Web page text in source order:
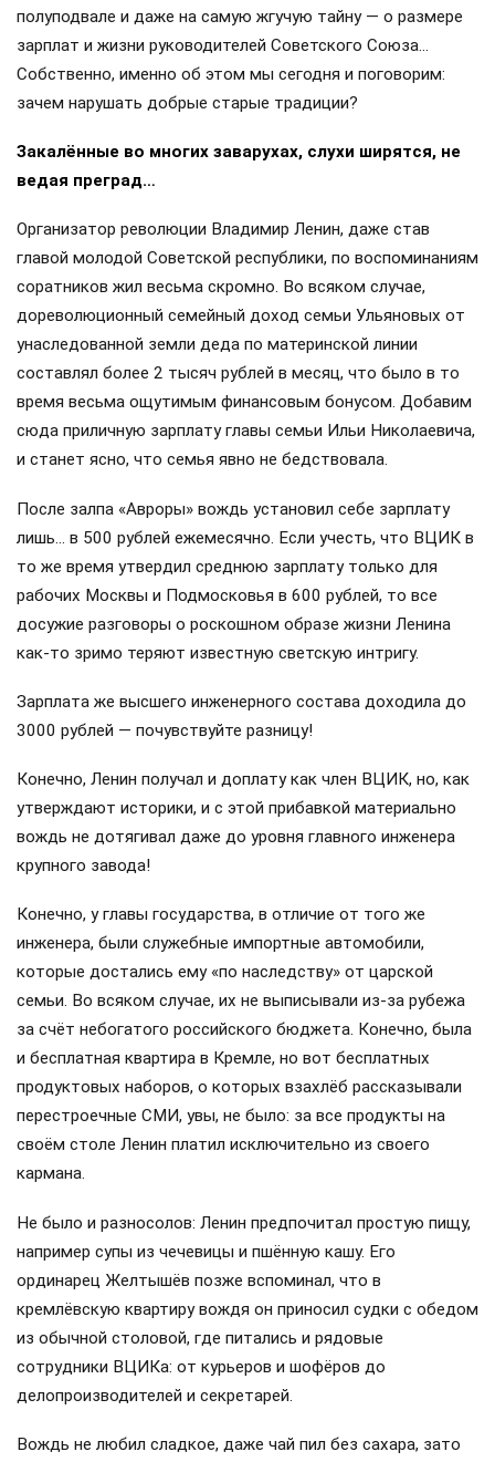
полуподвале и даже на самую жгучую тайну — о размере
зарплат и жизни руководителей Советского Союза…
Собственно, именно об этом мы сегодня и поговорим:
зачем нарушать добрые старые традиции?
Закалённые во многих заварухах, слухи ширятся, не
ведая преград…
Организатор революции Владимир Ленин, даже став
главой молодой Советской республики, по воспоминаниям
соратников жил весьма скромно. Во всяком случае,
дореволюционный семейный доход семьи Ульяновых от
унаследованной земли деда по материнской линии
составлял более 2 тысяч рублей в месяц, что было в то
время весьма ощутимым финансовым бонусом. Добавим
сюда приличную зарплату главы семьи Ильи Николаевича,
и станет ясно, что семья явно не бедствовала.
После залпа «Авроры» вождь установил себе зарплату
лишь… в 500 рублей ежемесячно. Если учесть, что ВЦИК в
то же время утвердил среднюю зарплату только для
рабочих Москвы и Подмосковья в 600 рублей, то все
досужие разговоры о роскошном образе жизни Ленина
как-то зримо теряют известную светскую интригу.
Зарплата же высшего инженерного состава доходила до
3000 рублей — почувствуйте разницу!
Конечно, Ленин получал и доплату как член ВЦИК, но, как
утверждают историки, и с этой прибавкой материально
вождь не дотягивал даже до уровня главного инженера
крупного завода!
Конечно, у главы государства, в отличие от того же
инженера, были служебные импортные автомобили,
которые достались ему «по наследству» от царской
семьи. Во всяком случае, их не выписывали из-за рубежа
за счёт небогатого российского бюджета. Конечно, была
и бесплатная квартира в Кремле, но вот бесплатных
продуктовых наборов, о которых взахлёб рассказывали
перестроечные СМИ, увы, не было: за все продукты на
своём столе Ленин платил исключительно из своего
кармана.
Не было и разносолов: Ленин предпочитал простую пищу,
например супы из чечевицы и пшённую кашу. Его
ординарец Желтышёв позже вспоминал, что в
кремлёвскую квартиру вождя он приносил судки с обедом
из обычной столовой, где питались и рядовые
сотрудники ВЦИКа: от курьеров и шофёров до
делопроизводителей и секретарей.
Вождь не любил сладкое, даже чай пил без сахара, зато